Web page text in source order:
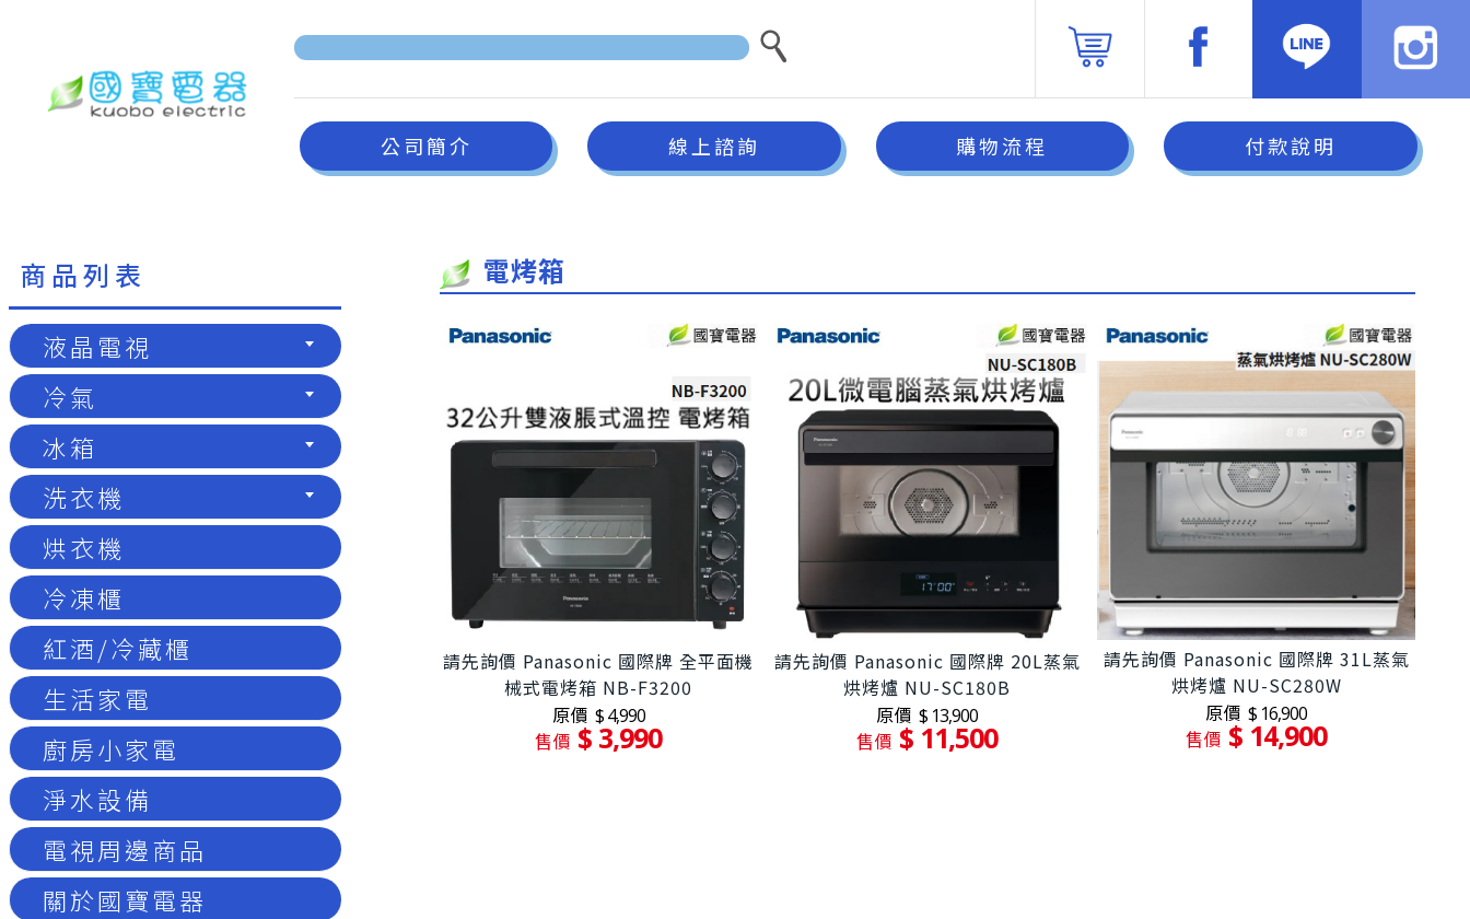
公司簡介 線上諮詢 購物流程 付款說明
商品列表
液晶電視
冷氣
冰箱
洗衣機
烘衣機
冷凍櫃
紅酒/冷藏櫃
生活家電
廚房小家電
淨水設備
電視周邊商品
關於國寶電器
電烤箱
請先詢價 Panasonic 國際牌 全平面機
械式電烤箱 NB-F3200
原價 $ 4,990
售價 $ 3,990
請先詢價 Panasonic 國際牌 20L蒸氣
烘烤爐 NU-SC180B
原價 $ 13,900
售價 $ 11,500
請先詢價 Panasonic 國際牌 31L蒸氣
烘烤爐 NU-SC280W
原價 $ 16,900
售價 $ 14,900